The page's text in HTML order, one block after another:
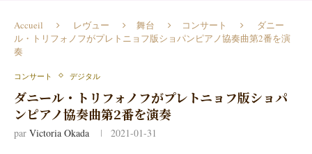
Accueil レヴュー 舞台 コンサート
ダニー
ル・トリフォノフがプレトニョフ版ショパンピアノ協奏曲第2番を演
奏
コンサート デジタル
ダニール・トリフォノフがプレトニョフ版ショパ
ンピアノ協奏曲第2番を演奏
par Victoria Okada 2021-01-31